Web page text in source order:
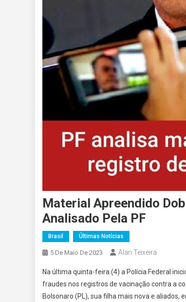
Material Apreendido
Analisado Pela PF
Brasil Últimas Notícias
5 De Maio De 2023 Alan Teixeira
Na última quinta-feira (4) a Polícia Federal
fraudes nos registros de vacinação contra a
Bolsonaro (PL), sua filha mais nova e aliados,